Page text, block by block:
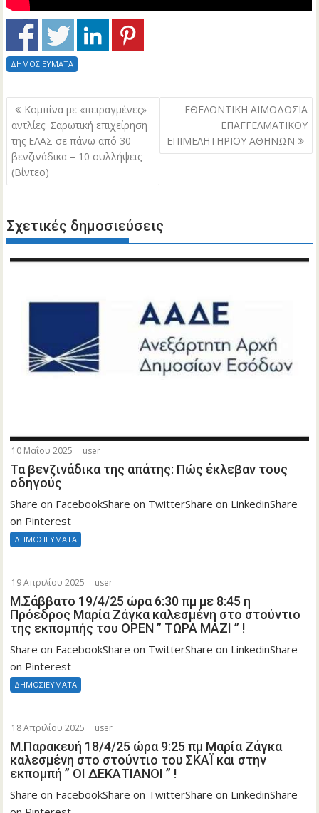
ΔΗΜΟΣΙΕΥΜΑΤΑ
Πλοήγηση
άρθρων
Κομπίνα με «πειραγμένες»
αντλίες: Σαρωτική επιχείρηση
της ΕΛΑΣ σε πάνω από 30
βενζινάδικα – 10 συλλήψεις
(Βίντεο)
ΕΘΕΛΟΝΤΙΚΗ ΑΙΜΟΔΟΣΙΑ
ΕΠΑΓΓΕΛΜΑΤΙΚΟΥ
ΕΠΙΜΕΛΗΤΗΡΙΟΥ ΑΘΗΝΩΝ
Σχετικές δημοσιεύσεις
10 Μαΐου 2025 user
Τα βενζινάδικα της απάτης: Πώς έκλεβαν τους
οδηγούς
Share on FacebookShare on TwitterShare on LinkedinShare
on Pinterest
ΔΗΜΟΣΙΕΥΜΑΤΑ
19 Απριλίου 2025 user
Μ.Σάββατο 19/4/25 ώρα 6:30 πμ με 8:45 η
Πρόεδρος Μαρία Ζάγκα καλεσμένη στο στούντιο
της εκπομπής του OPEN ” ΤΩΡΑ ΜΑΖΙ ” !
Share on FacebookShare on TwitterShare on LinkedinShare
on Pinterest
ΔΗΜΟΣΙΕΥΜΑΤΑ
18 Απριλίου 2025 user
Μ.Παρακευή 18/4/25 ώρα 9:25 πμ Μαρία Ζάγκα
καλεσμένη στο στούντιο του ΣΚΑÏ και στην
εκπομπή ” ΟΙ ΔΕΚΑΤΙΑΝΟΙ ” !
Share on FacebookShare on TwitterShare on LinkedinShare